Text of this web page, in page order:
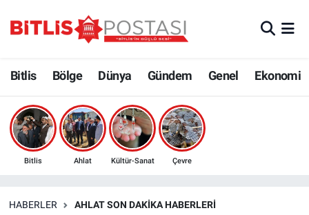
Bitlis Bölge Dünya Gündem Genel Ekonomi
Bitlis Ahlat Kültür-Sanat Çevre
HABERLER AHLAT SON DAKIKA HABERLERI
Bölge
Çevre
Bitlis Trafik Yoğunluk Haritası
Süper Lig Puan Durumu ve Fikstür